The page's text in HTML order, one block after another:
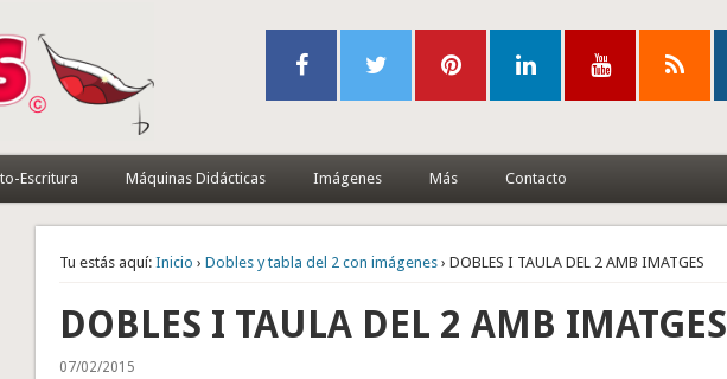
Escritura Máquinas Didácticas Imágenes Más Contacto
Tu estás aquí: Inicio ›Dobles y tabla del 2 con imágenes › DOBLES I TAULA DEL 2 AMB IMATGES
DOBLES I TAULA DEL 2 AMB IMATGES
07/02/2015